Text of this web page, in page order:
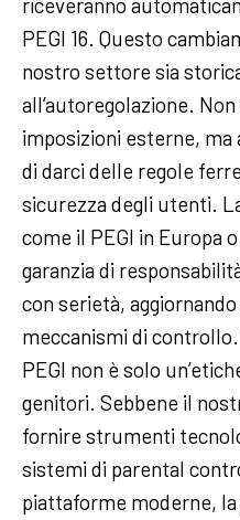
PEGI 16. Questo
nostro settore sia
all’autoregolazione.
imposizioni esterne,
di darci delle regole
sicurezza degli utenti.
come il PEGI in Europa
garanzia di
con serietà,
meccanismi di
PEGI non è solo
genitori. Sebbene il
fornire strumenti
sistemi di parental
piattaforme moderne,